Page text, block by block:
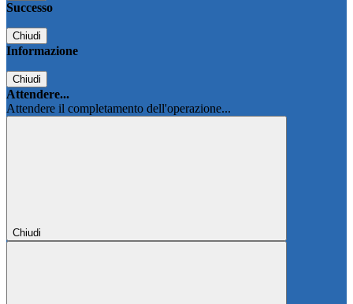
Successo
Chiudi
Informazione
Chiudi
Attendere...
Attendere il completamento dell'operazione...
Chiudi